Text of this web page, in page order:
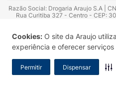
Cookies: O site da Araujo
experiência e oferecer serviços
Permitir Dispensar
Razão Social: Drogaria Araujo S.A |
Rua Curitiba 327 - Centro - CEP:
Azevedo Guimarães – CRF 10.965 |
Consultor substituto: Thiago
Sanitário: 2025020713 | Autorização